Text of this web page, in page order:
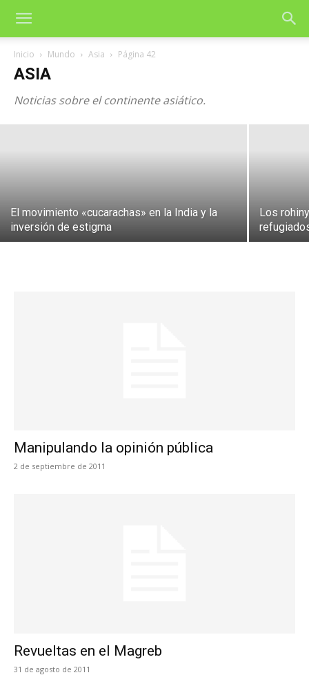
Inicio Mundo Asia Página 42
ASIA
Noticias sobre el continente asiático.
Iglesia católica: Recuperar la dignidad
de los «los intocables» en Bangladés
5 de agosto de 2026
El movimiento «cucarachas» en la India y la
inversión de estigma
Los
Manipulando la opinión pública
2 de septiembre de 2011
Revueltas en el Magreb
31 de agosto de 2011